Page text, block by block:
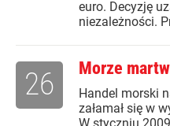
euro. Decyzję
niezależności.
Morze
Handel morski
załamał się w
26